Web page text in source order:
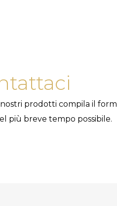
prodotti compila il form
più breve tempo possibile.